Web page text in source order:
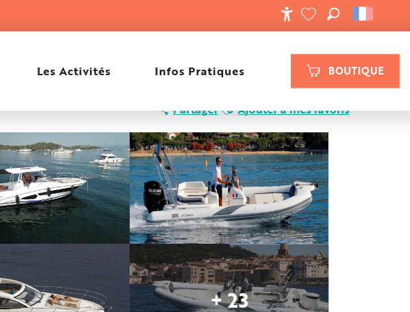
BOUTIQUE
VOIR LES FAVORIS
RECHERCHE
Les Activités Infos Pratiques
Partager Ajouter à mes favoris
+ 23